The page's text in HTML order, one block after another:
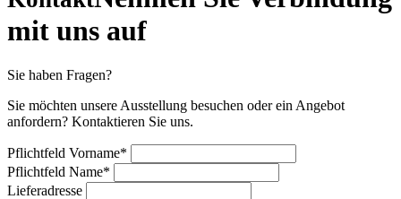
mit uns auf
Sie haben Fragen?
Sie möchten unsere Ausstellung besuchen oder ein Angebot
anfordern? Kontaktieren Sie uns.
Pflichtfeld Vorname*
Pflichtfeld Name*
Lieferadresse